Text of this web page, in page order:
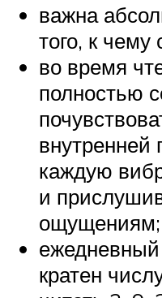
важна
того, к чему
во время
полностью
внутренней
каждую
и
ощущениям;
кратен